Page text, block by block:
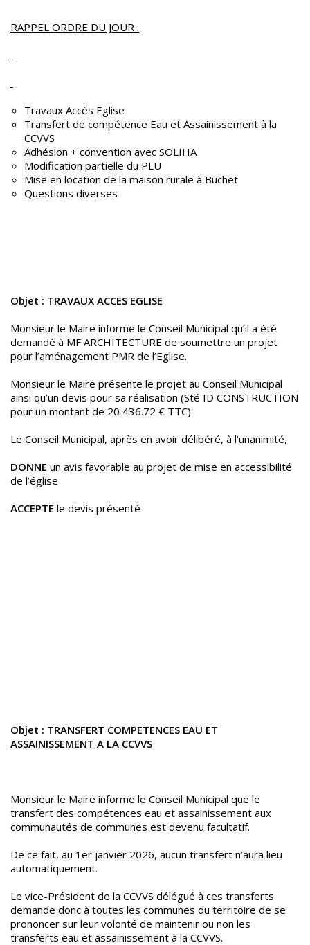
RAPPEL ORDRE DU JOUR :
Travaux Accès Eglise
Transfert de compétence Eau et Assainissement à la
CCVVS
Adhésion + convention avec SOLIHA
Modification partielle du PLU
Mise en location de la maison rurale à Buchet
Questions diverses
Objet : TRAVAUX ACCES EGLISE
Monsieur le Maire informe le Conseil Municipal qu’il a été
demandé à MF ARCHITECTURE de soumettre un projet
pour l’aménagement PMR de l’Eglise.
Monsieur le Maire présente le projet au Conseil Municipal
ainsi qu’un devis pour sa réalisation (Sté ID CONSTRUCTION
pour un montant de 20 436.72 € TTC).
Le Conseil Municipal, après en avoir délibéré, à l’unanimité,
DONNE un avis favorable au projet de mise en accessibilité
de l’église
ACCEPTE le devis présenté
Objet : TRANSFERT COMPETENCES EAU ET
ASSAINISSEMENT A LA CCVVS
Monsieur le Maire informe le Conseil Municipal que le
transfert des compétences eau et assainissement aux
communautés de communes est devenu facultatif.
De ce fait, au 1er janvier 2026, aucun transfert n’aura lieu
automatiquement.
Le vice-Président de la CCVVS délégué à ces transferts
demande donc à toutes les communes du territoire de se
prononcer sur leur volonté de maintenir ou non les
transferts eau et assainissement à la CCVVS.